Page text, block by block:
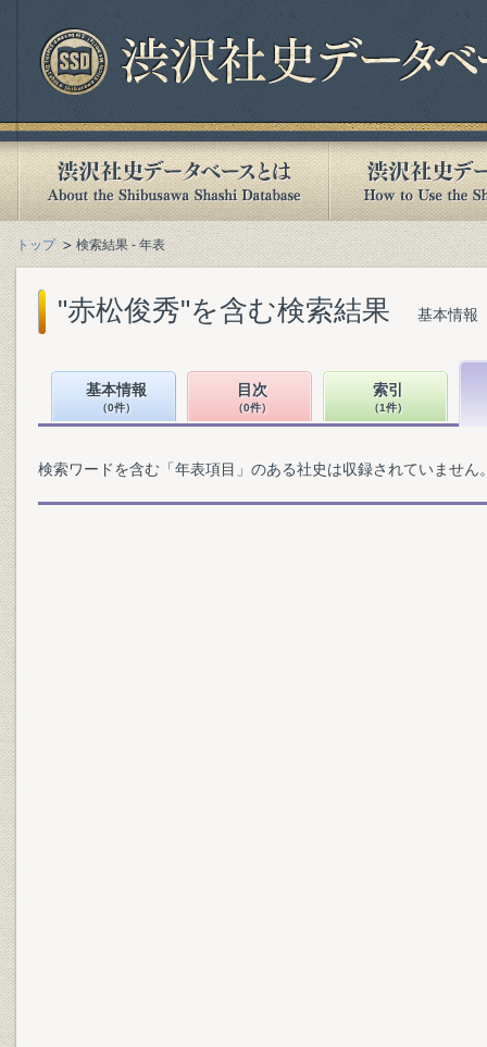
トップ 検索結果 - 年表
"赤松俊秀"を含む検索結果 基本情報
基本情報
（0件）
目次
（0件）
索引
（1件）
検索ワードを含む「年表項目」のある社史は収録されていません